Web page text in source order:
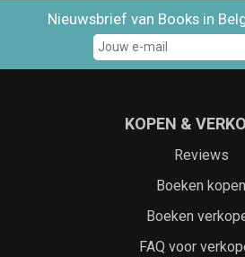
Nieuwsbrief van Books in
KOPEN &
Reviews
Boeken kopen
Boeken
FAQ voor